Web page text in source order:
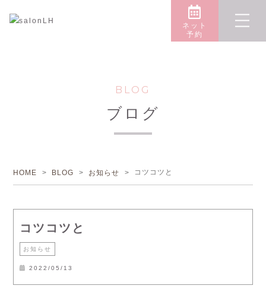
ネット
予約
BLOG
ブログ
HOME > BLOG > お知らせ > コツコツと
コツコツと
お知らせ
2022/05/13